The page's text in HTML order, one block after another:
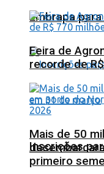
Embrapa para
Inscrições
Feira de
recorde de
Mais de 50
primeiro